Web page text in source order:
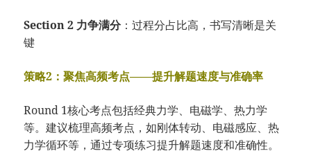
Section 2 力争满分：过程分占比高，书写清晰是关
键
策略2：聚焦高频考点——提升解题速度与准确率
Round 1核心考点包括经典力学、电磁学、热力学
等。建议梳理高频考点，如刚体转动、电磁感应、热
力学循环等，通过专项练习提升解题速度和准确性。